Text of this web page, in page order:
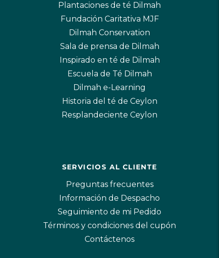
Plantaciones de té Dilmah
Fundación Caritativa MJF
Dilmah Conservation
Sala de prensa de Dilmah
Inspirado en té de Dilmah
Escuela de Té Dilmah
Dilmah e-Learning
Historia del té de Ceylon
Resplandeciente Ceylon
SERVICIOS AL CLIENTE
Preguntas frecuentes
Información de Despacho
Seguimiento de mi Pedido
Términos y condiciones del cupón
Contáctenos